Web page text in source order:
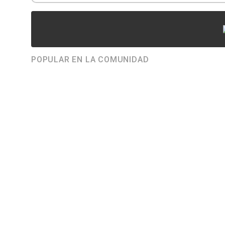
POPULAR EN LA COMUNIDAD